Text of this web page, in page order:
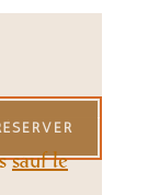
sauf le